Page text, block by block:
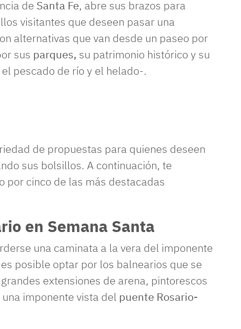
de Santa Fe, abre sus brazos para
visitantes que deseen pasar una
alternativas que van desde un paseo por
sus parques, su patrimonio histórico y su
pescado de río y el helado-.
de propuestas para quienes deseen
sus bolsillos. A continuación, te
por cinco de las más destacadas
en Semana Santa
una caminata a la vera del imponente
posible optar por los balnearios que se
extensiones de arena, pintorescos
imponente vista del puente Rosario-